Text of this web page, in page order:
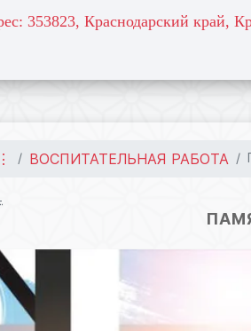
353823, Краснодарский край,
⋮ ВОСПИТАТЕЛЬНАЯ РАБОТА